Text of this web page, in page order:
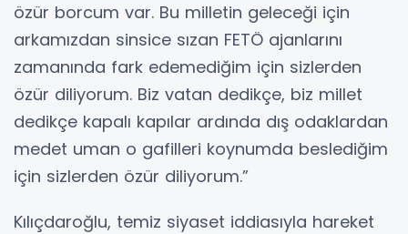
özür borcum var. Bu milletin geleceği için
arkamızdan sinsice sızan FETÖ ajanlarını
zamanında fark edemediğim için sizlerden
özür diliyorum. Biz vatan dedikçe, biz millet
dedikçe kapalı kapılar ardında dış odaklardan
medet uman o gafilleri koynumda beslediğim
için sizlerden özür diliyorum.”
Kılıçdaroğlu, temiz siyaset iddiasıyla hareket